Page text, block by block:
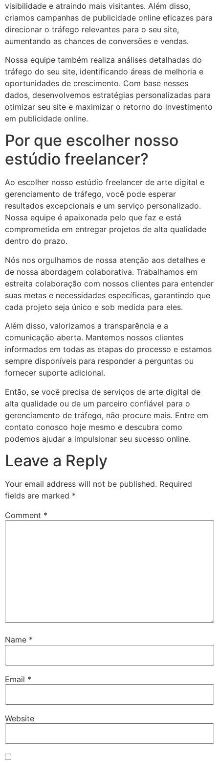
visibilidade e atraindo mais visitantes. Além disso,
criamos campanhas de publicidade online eficazes para
direcionar o tráfego relevantes para o seu site,
aumentando as chances de conversões e vendas.
Nossa equipe também realiza análises detalhadas do
tráfego do seu site, identificando áreas de melhoria e
oportunidades de crescimento. Com base nesses
dados, desenvolvemos estratégias personalizadas para
otimizar seu site e maximizar o retorno do investimento
em publicidade online.
Por que escolher nosso
estúdio freelancer?
Ao escolher nosso estúdio freelancer de arte digital e
gerenciamento de tráfego, você pode esperar
resultados excepcionais e um serviço personalizado.
Nossa equipe é apaixonada pelo que faz e está
comprometida em entregar projetos de alta qualidade
dentro do prazo.
Nós nos orgulhamos de nossa atenção aos detalhes e
de nossa abordagem colaborativa. Trabalhamos em
estreita colaboração com nossos clientes para entender
suas metas e necessidades específicas, garantindo que
cada projeto seja único e sob medida para eles.
Além disso, valorizamos a transparência e a
comunicação aberta. Mantemos nossos clientes
informados em todas as etapas do processo e estamos
sempre disponíveis para responder a perguntas ou
fornecer suporte adicional.
Então, se você precisa de serviços de arte digital de
alta qualidade ou de um parceiro confiável para o
gerenciamento de tráfego, não procure mais. Entre em
contato conosco hoje mesmo e descubra como
podemos ajudar a impulsionar seu sucesso online.
Leave a Reply
Your email address will not be published. Required
fields are marked *
Comment *
Name *
Email *
Website